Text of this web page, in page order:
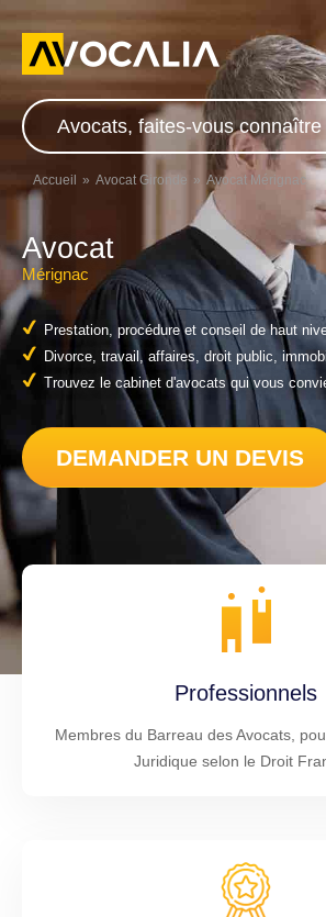
Avocats, faites-vous
Accueil Avocat Gironde Avocat Mérignac
Avocat
Mérignac
Prestation, procédure et conseil de haut
Divorce, travail, affaires, droit public,
Trouvez le cabinet d'avocats qui vous
DEMANDER UN DEVIS
Professionnels
Membres du Barreau des Avocats,
Juridique selon le Droit